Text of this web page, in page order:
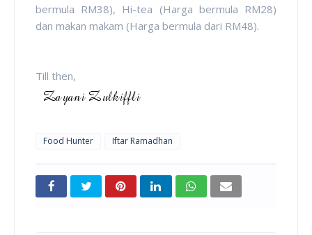
bermula RM38), Hi-tea (Harga bermula RM28)
dan makan makam (Harga bermula dari RM48).
Till then,
Food Hunter Iftar Ramadhan